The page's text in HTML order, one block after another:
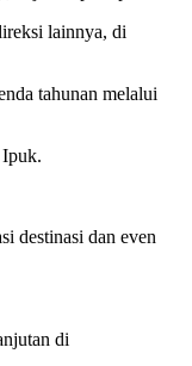
lainnya, di
tahunan melalui
destinasi dan even
di